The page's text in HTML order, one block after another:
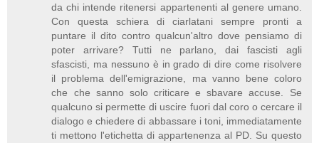
da chi intende ritenersi appartenenti al genere umano.
Con questa schiera di ciarlatani sempre pronti a
puntare il dito contro qualcun'altro dove pensiamo di
poter arrivare? Tutti ne parlano, dai fascisti agli
sfascisti, ma nessuno è in grado di dire come risolvere
il problema dell'emigrazione, ma vanno bene coloro
che che sanno solo criticare e sbavare accuse. Se
qualcuno si permette di uscire fuori dal coro o cercare il
dialogo e chiedere di abbassare i toni, immediatamente
ti mettono l'etichetta di appartenenza al PD. Su questo